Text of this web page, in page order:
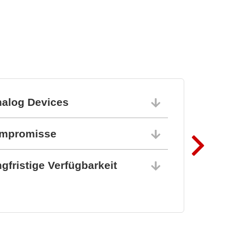
Devices
Verfügbarkeit